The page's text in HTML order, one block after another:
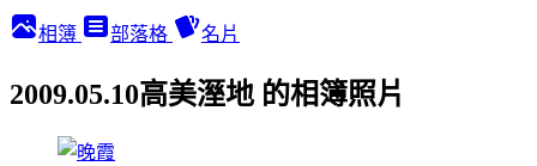
相簿 部落格 名片
2009.05.10高美溼地 的相簿照片